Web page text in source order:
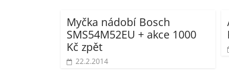
bazény
Myčka nádobí Bosch
SMS54M52EU + akce 1000
Kč zpět
22.2.2014